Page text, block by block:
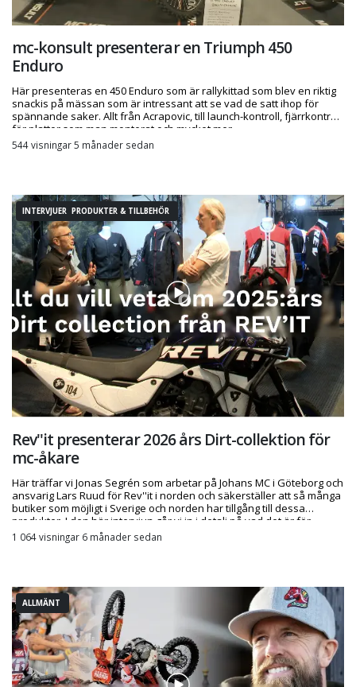
mc-konsult presenterar en Triumph 450
Enduro
Här presenteras en 450 Enduro som är rallykittad som blev en riktig
snackis på mässan som är intressant att se vad de satt ihop för
spännande saker. Allt från Acrapovic, till launch-kontroll, fjärrkontroll
för plattor som man monterat och mycket mer.
544 visningar 5 månader sedan
INTERVJUER PRODUKTER & TILLBEHÖR
Rev''it presenterar 2026 års Dirt-collektion för
mc-åkare
Här träffar vi Jonas Segrén som arbetar på Johans MC i Göteborg och
ansvarig Lars Ruud för Rev''it i norden och säkerställer att så många
butiker som möjligt i Sverige och norden har tillgång till dessa
produkter. I den här intervjun går vi in i detalj på vad det är för
produkter och vilka finesser de har.
1 064 visningar 6 månader sedan
ALLMÄNT